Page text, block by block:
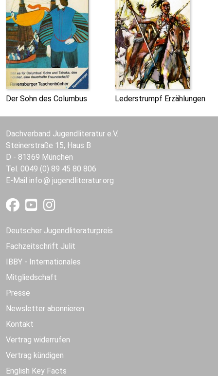
Der Sohn des Columbus Lederstrumpf Erzählungen
Dachverband Jugendliteratur e.V.
Steinerstraße 15, Haus B
D - 81369 München
Tel. 0049 (0) 89 45 80 806
E-Mail info jugendliteratur.org
Deutscher Jugendliteraturpreis
Fachzeitschrift Julit
IBBY - Internationales
Mitgliedschaft
Presse
Newsletter abonnieren
Kontakt
Vertrag widerrufen
Vertrag kündigen
English Key Facts